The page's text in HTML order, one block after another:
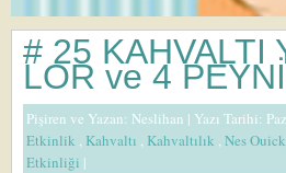
# 25 KAHVALTI
LOR ve 4
Pişiren ve Yazan: Neslihan | Yazı Tarihi:
Etkinlik , Kahvaltı , Kahvaltılık ,Nes
Etkinliği |